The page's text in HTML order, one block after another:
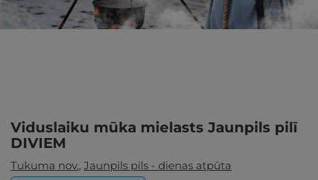
Viduslaiku mūka mielasts Jaunpils pilī
DIVIEM
Tukuma nov., Jaunpils pils - dienas atpūta